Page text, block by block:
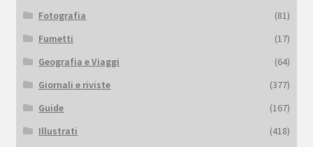
Fotografia
(81)
Fumetti
(17)
Geografia e Viaggi
(64)
Giornali e riviste
(377)
Guide
(167)
Illustrati
(418)